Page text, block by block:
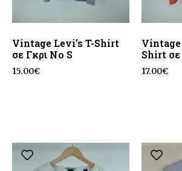
Vintage Levi’s T-Shirt
σε Γκρι No S
15.00€
Shirt σε
17.00€